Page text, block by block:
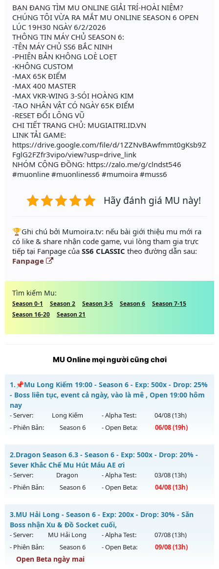
BẠN ĐANG TÌM MU ONLINE GIẢI TRÍ-HOÀI NIỆM?
CHÚNG TÔI VỪA RA MẮT MU ONLINE SEASON 6 OPEN
LÚC 19H30 NGÀY 6/2/2026
THÔNG TIN MÁY CHỦ SEASON 6:
-TÊN MÁY CHỦ SS6 BẮC NINH
-PHIÊN BẢN KHÔNG LOÈ LOẸT
-KHÔNG CUSTOM
-MAX 65K ĐIỂM
-MAX 400 MASTER
-MAX VKR-WING 3-SÓI HOÀNG KIM
-TẠO NHÂN VẬT CÓ NGÀY 65K ĐIỂM
-RESET ĐỔI LÔNG VŨ
CHI TIẾT TRANG CHỦ: MUGIAITRI.ID.VN
LINK TẢI GAME:
https://drive.google.com/file/d/1ZZNvBAwfmmt0gKsb9Z
FglG2FZfr3vipo/view?usp=drive_link
NHÓM CỘNG ĐỒNG: https://zalo.me/g/clndst546
#muonline #muonliness6 #mumoira #muss6
Hãy đánh giá MU này!
️🏆Ghi chú bởi Mumoira.tv: nếu bài giới thiệu mu mới ra
có like & share nhận code game, vui lòng tham gia trực
tiếp tại Fanpage của SS6 CLASSIC theo đường dẫn sau:
Fanpage
Tìm kiếm Mu:
Season 0-1 Season 2 Season 3-5 Season 6
Season 7-15
Season 16-20
Season 21
MU Online mọi người cũng chơi
1. 📌Mu Long Kiếm 19:00 - Season 6 - Exp: 500x - Drop: 25%
- Boss liên tục, event cả ngày, vào là mê , Open 19:00 hôm
nay
- Server: Long Kiếm - Alpha Test: 04/08(13h)
- Phiên Bản:
Season 6 - Open Beta: 06/08(19h)
mê , Open 19:00 hôm nay
Mu mới ra tháng 08 2026 - Mở máy chủ
Long Kiếmvào 19h
ngày 06/08/2626
Kiểu reset: Reset In Game
Thể loại: Mu Nguyên bản Webzen
Antihack: VIP SHIELD
2.Dragon Season 6.3 - Season 6 - Exp: 500x - Drop: 20% -
Sever Khắc Chế Mu Hút Máu AE ơi
- Server: Dragon - Alpha Test: 03/08(13h)
- Phiên Bản:
Season 6 - Open Beta: 04/08(13h)
Dragon Season 6.3 - Sever Khắc Chế Mu Hút Máu AE ơi
Mu mới ra tháng 08 2026 - Mở máy chủ
ngày 04/08/2626
Exp: 500x - Drop: 20%
Kiểu reset: Reset In Game
3.MU Hải Long - Season 6 - Exp: 200x - Drop: 30% - Săn
Boss nhận Xu & Đồ Socket cuối,
- Server: MU Hải Long - Alpha Test: 07/08(13h)
- Phiên Bản:
Season 6 - Open Beta: 09/08(13h)
Open Beta ngày mai